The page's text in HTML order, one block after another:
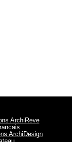
ArchiReve
ArchiDesign